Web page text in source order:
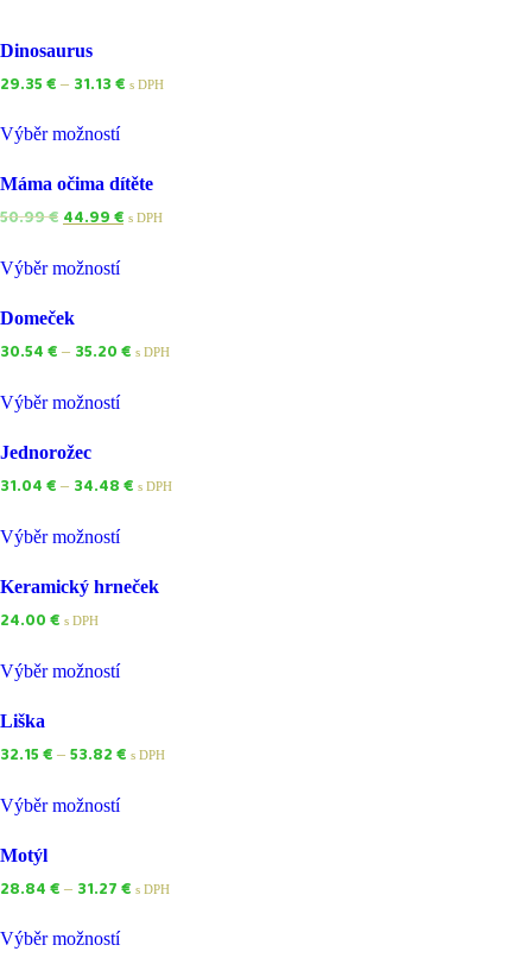
Dinosaurus
29.35€ – 31.13€ s DPH
Výběr možností
Máma očima dítěte
50.99€44.99€ s DPH
Výběr možností
Domeček
30.54€ – 35.20€ s DPH
Výběr možností
Jednorožec
31.04€ – 34.48€ s DPH
Výběr možností
Keramický hrneček
24.00€ s DPH
Výběr možností
Liška
32.15€ – 53.82€ s DPH
Výběr možností
Motýl
28.84€ – 31.27€ s DPH
Výběr možností